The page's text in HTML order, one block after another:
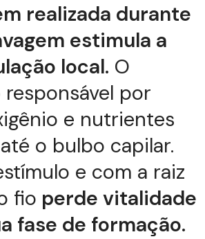
realizada durante
estimula a
local. O
responsável por
e nutrientes
o bulbo capilar.
e com a raiz
fio perde vitalidade
fase de formação.